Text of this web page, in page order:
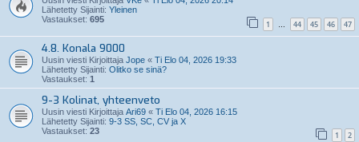
Lähetetty Sijainti: Yleinen
Vastaukset: 695 1 … 44 45 46 47
4.8. Konala 9000
Uusin viesti Kirjoittaja Jope « Ti Elo 04, 2026 19:33
Lähetetty Sijainti: Olitko se sinä?
Vastaukset: 1
9-3 Kolinat, yhteenveto
Uusin viesti Kirjoittaja Ari69 « Ti Elo 04, 2026 16:15
Lähetetty Sijainti: 9-3 SS, SC, CV ja X
Vastaukset: 23 1 2